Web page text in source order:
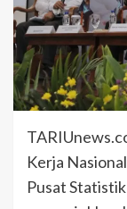
Kerja
Pusat